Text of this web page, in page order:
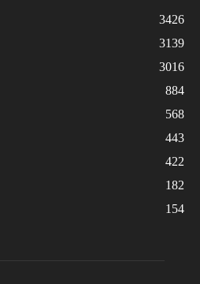
3426
3139
3016
884
568
443
422
182
154